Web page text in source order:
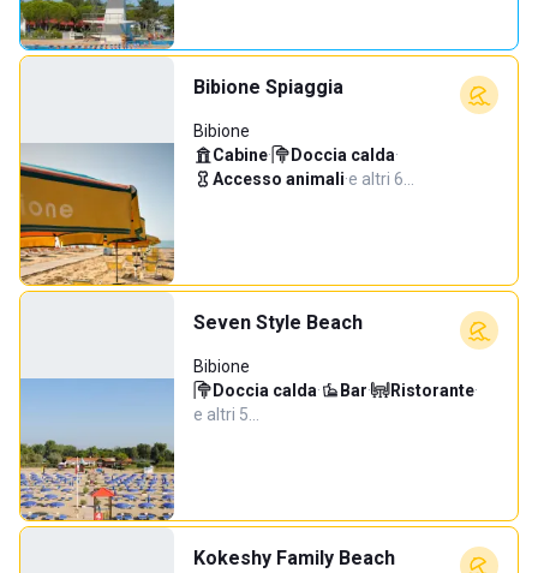
Bibione Spiaggia
Bibione
Cabine· Doccia calda·
Accesso animali·e altri 6…
Seven Style Beach
Bibione
Doccia calda· Bar· Ristorante·
e altri 5…
Kokeshy Family Beach